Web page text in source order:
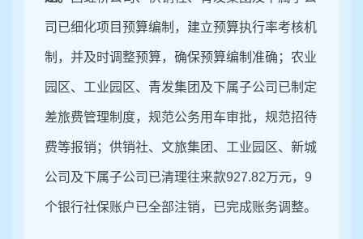
司已细化项目预算编制，建立预算执行率考核机
制，并及时调整预算，确保预算编制准确；农业
园区、工业园区、青发集团及下属子公司已制定
差旅费管理制度，规范公务用车审批，规范招待
费等报销；供销社、文旅集团、工业园区、新城
公司及下属子公司已清理往来款927.82万元， 9
个银行社保账户已全部注销，已完成账务调整。